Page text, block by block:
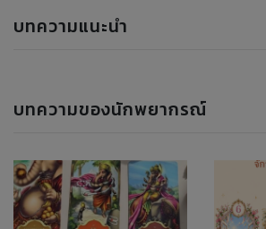
บทความแนะนำ
บทความของนักพยากรณ์